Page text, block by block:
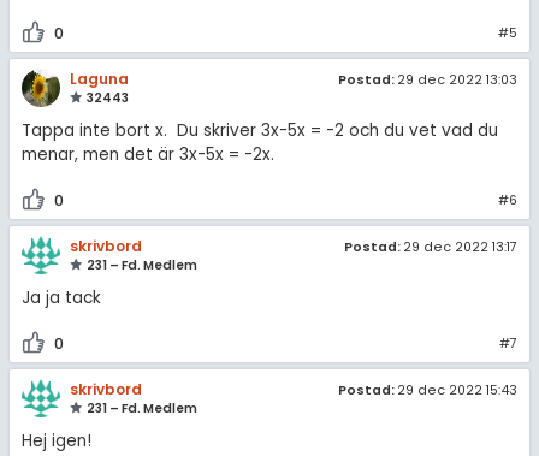
0 #5
Laguna
32443
Postad: 29 dec 2022 13:03
Tappa inte bort x. Du skriver 3x-5x = -2 och du vet vad du
menar, men det är 3x-5x = -2x.
0 #6
skrivbord
231 – Fd. Medlem
Postad: 29 dec 2022 13:17
Ja ja tack
0 #7
skrivbord
231 – Fd. Medlem
Postad: 29 dec 2022 15:43
Hej igen!